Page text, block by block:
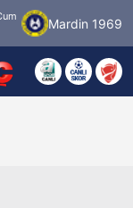
Mardin 1969